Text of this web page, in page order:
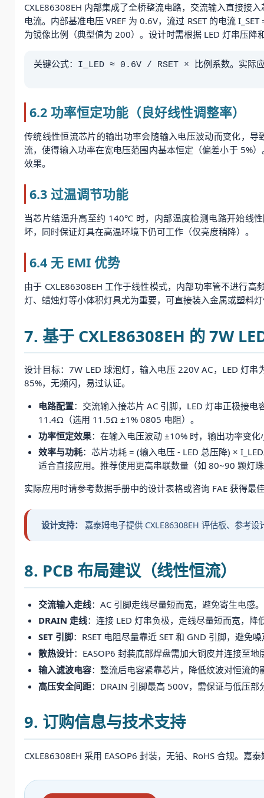
CXLE86308EH 内部集成了全桥整流电路，交流输入直接接
电流。内部基准电压 VREF 为 0.6V，流过 RSET 的电流
为镜像比例（典型值为 200）。设计时需根据 LED 灯串压降
关键公式：I_LED ≈ 0.6V / RSET × 比例系数。实际应
6.2 功率恒定功能（良好线性调整率）
传统线性恒流芯片的输出功率会随输入电压波动而变化，
流，使得输入功率在宽电压范围内基本恒定（偏差小于 5%
效果。
6.3 过温调节功能
当芯片结温升高至约 140℃ 时，内部温度检测电路开始线
坏，同时保证灯具在高温环境下仍可工作（仅亮度稍降）。
6.4 无 EMI 优势
由于 CXLE86308EH 工作于线性模式，内部功率管不进行
灯、蜡烛灯等小体积灯具尤为重要，可直接装入金属或塑料
7. 基于 CXLE86308EH 的 7W
设计目标：7W LED 球泡灯，输入电压 220V AC，LED 灯
85%，无频闪，易过认证。
电路配置：交流输入接芯片 AC 引脚，LED 灯串正极接电
11.4Ω（选用 11.5Ω ±1% 0805 电阻）。
功率恒定效果：在输入电压波动 ±10% 时，输出功率变
效率与功耗：芯片功耗 = (输入电压 - LED 总压降) ×
适合直接应用。推荐使用更高串联数量（如 80~90 颗灯
实际应用时请参考数据手册中的设计表格或咨询 FAE 获得最
设计支持： 嘉泰姆电子提供 CXLE86308EH 评估板、参考
8. PCB 布局建议（线性恒流）
交流输入走线：AC 引脚走线尽量短而宽，避免寄生电感。
DRAIN 走线：连接 LED 灯串负极，走线尽量短而宽，降
SET 引脚：RSET 电阻尽量靠近 SET 和 GND 引脚，避免
散热设计：EASOP6 封装底部焊盘需加大铜皮并连接至
输入滤波电容：整流后电容紧靠芯片，降低纹波对恒流的
高压安全间距：DRAIN 引脚最高 500V，需保证与低压
9. 订购信息与技术支持
CXLE86308EH 采用 EASOP6 封装，无铅、RoHS 合规。嘉